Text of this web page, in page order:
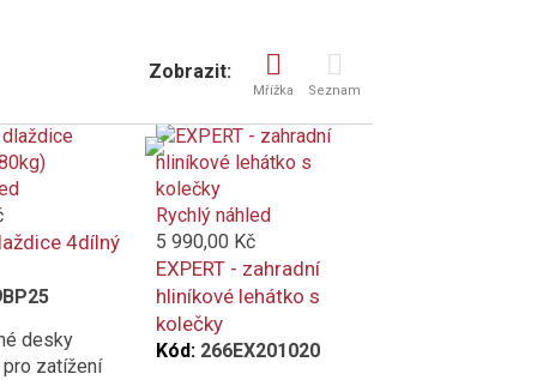
Zobrazit:
Mřížka Seznam
4dílný
desky
zatížení
Rychlý náhled
5 990,00 Kč
EXPERT - zahradní
hliníkové lehátko s
kolečky
Kód: 266EX201020